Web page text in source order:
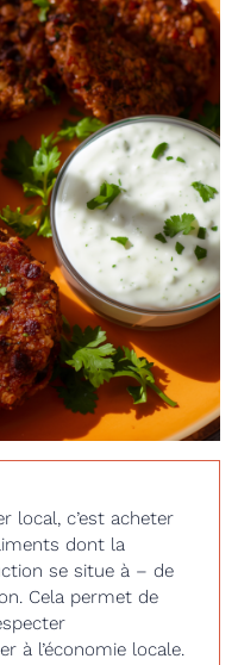
local, c’est acheter
dont la
se situe à – de
Cela permet de
à l’économie locale.